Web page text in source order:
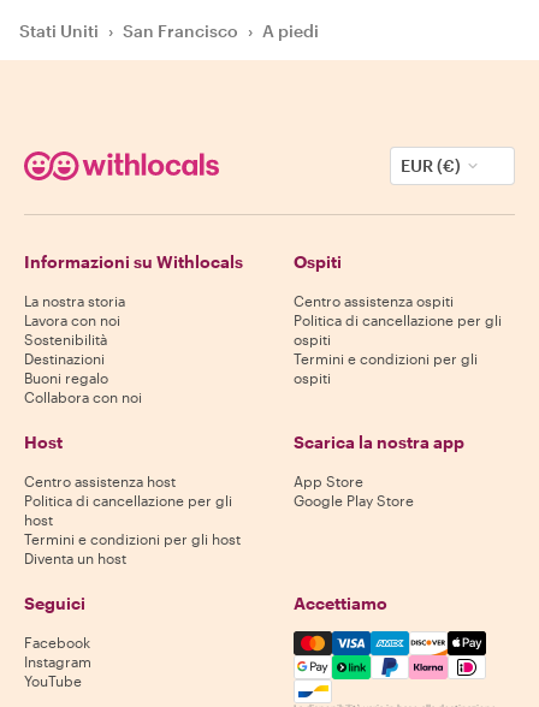
Stati Uniti › San Francisco › A piedi
EUR (€)
Informazioni su Withlocals
La nostra storia
Lavora con noi
Sostenibilità
Destinazioni
Buoni regalo
Collabora con noi
Ospiti
Centro assistenza ospiti
Politica di cancellazione per gli
ospiti
Termini e condizioni per gli
ospiti
Host
Centro assistenza host
Politica di cancellazione per gli
host
Termini e condizioni per gli host
Diventa un host
Scarica la nostra app
App Store
Google Play Store
Seguici
Facebook
Instagram
YouTube
Accettiamo
Mastercard, Visa, Amex,